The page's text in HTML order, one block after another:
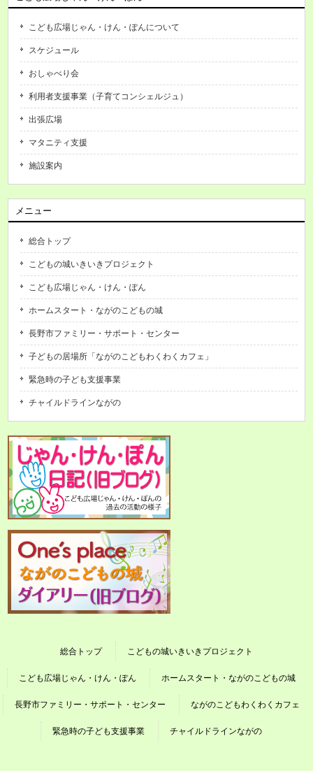
こども広場じゃん・けん・ぽんについて
スケジュール
おしゃべり会
利用者支援事業（子育てコンシェルジュ）
出張広場
マタニティ支援
施設案内
メニュー
総合トップ
こどもの城いきいきプロジェクト
こども広場じゃん・けん・ぽん
ホームスタート・ながのこどもの城
長野市ファミリー・サポート・センター
子どもの居場所「ながのこどもわくわくカフェ」
緊急時の子ども支援事業
チャイルドラインながの
総合トップ こどもの城いきいきプロジェクト
こども広場じゃん・けん・ぽん ホームスタート・ながのこどもの城
長野市ファミリー・サポート・センター ながのこどもわくわくカフェ
緊急時の子ども支援事業 チャイルドラインながの